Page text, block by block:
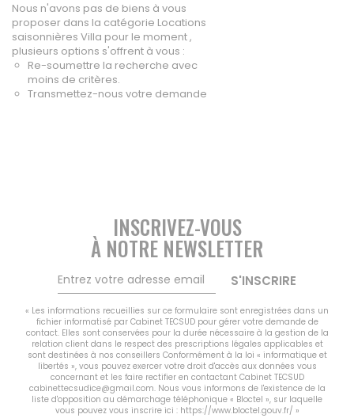
Beauté / Coiffure
Equipement
BTP
Artisanat
Transport / Garage
CONTACT
MON COMPTE
NOTRE GROUPE
Vousfinancer Narbonne
Immo Fox
Nous n'avons pas de biens à vous
proposer dans la catégorie Locations
saisonnières Villa pour le moment ,
plusieurs options s'offrent à vous :
Re-soumettre la recherche avec
moins de critères.
Transmettez-nous votre demande
INSCRIVEZ-VOUS
À NOTRE NEWSLETTER
S'INSCRIRE
« Les informations recueillies sur ce formulaire sont enregistrées dans un
fichier informatisé par Cabinet TECSUD pour gérer votre demande de
contact. Elles sont conservées pour la durée nécessaire à la gestion de la
relation client dans le respect des prescriptions légales applicables et
sont destinées à nos conseillers Conformément à la loi « informatique et
libertés », vous pouvez exercer votre droit d'accès aux données vous
concernant et les faire rectifier en contactant Cabinet TECSUD
cabinettecsudice@gmail.com. Nous vous informons de l'existence de la
liste d'opposition au démarchage téléphonique « Bloctel », sur laquelle
vous pouvez vous inscrire ici : https://www.bloctel.gouv.fr/ »